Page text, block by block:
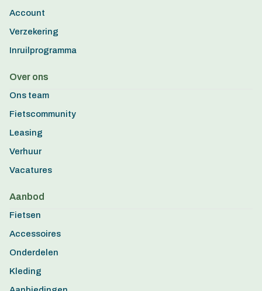
Account
Verzekering
Inruilprogramma
Over ons
Ons team
Fietscommunity
Leasing
Verhuur
Vacatures
Aanbod
Fietsen
Accessoires
Onderdelen
Kleding